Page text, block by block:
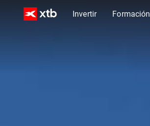
Invertir Formación